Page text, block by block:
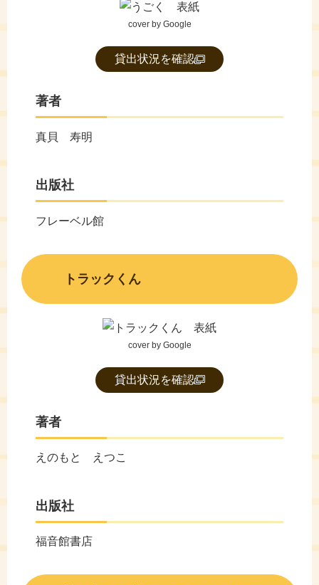
cover by Google
貸出状況を確認
著者
真貝 寿明
出版社
フレーベル館
トラックくん
cover by Google
貸出状況を確認
著者
えのもと えつこ
出版社
福音館書店